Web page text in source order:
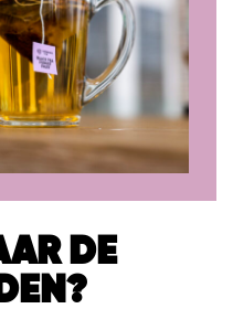
DE